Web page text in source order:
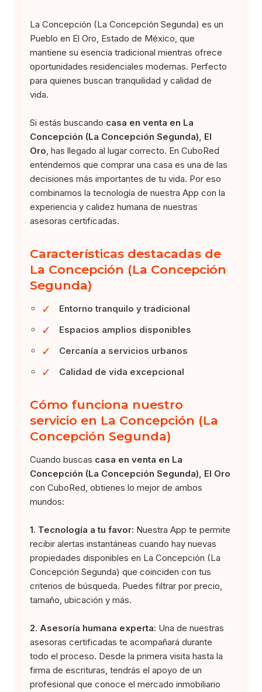
La Concepción (La Concepción Segunda) es un
Pueblo en El Oro, Estado de México, que
mantiene su esencia tradicional mientras ofrece
oportunidades residenciales modernas. Perfecto
para quienes buscan tranquilidad y calidad de
vida.
Si estás buscando casa en venta en La
Concepción (La Concepción Segunda), El
Oro , has llegado al lugar correcto. En CuboRed
entendemos que comprar una casa es una de las
decisiones más importantes de tu vida. Por eso
combinamos la tecnología de nuestra App con la
experiencia y calidez humana de nuestras
asesoras certificadas.
Características destacadas de
La Concepción (La Concepción
Segunda)
✓ Entorno tranquilo y tradicional
✓ Espacios amplios disponibles
✓ Cercanía a servicios urbanos
✓ Calidad de vida excepcional
Cómo funciona nuestro
servicio en La Concepción (La
Concepción Segunda)
Cuando buscas casa en venta en La
Concepción (La Concepción Segunda), El Oro
con CuboRed, obtienes lo mejor de ambos
mundos:
1. Tecnología a tu favor: Nuestra App te permite
recibir alertas instantáneas cuando hay nuevas
propiedades disponibles en La Concepción (La
Concepción Segunda) que coinciden con tus
criterios de búsqueda. Puedes filtrar por precio,
tamaño, ubicación y más.
2. Asesoría humana experta: Una de nuestras
asesoras certificadas te acompañará durante
todo el proceso. Desde la primera visita hasta la
firma de escrituras, tendrás el apoyo de un
profesional que conoce el mercado inmobiliario